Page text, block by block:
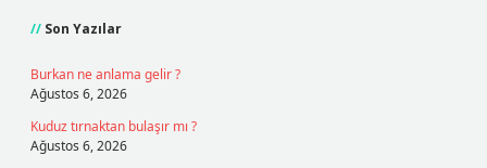
Son Yazılar
Burkan ne anlama gelir ?
Ağustos 6, 2026
Kuduz tırnaktan bulaşır mı ?
Ağustos 6, 2026